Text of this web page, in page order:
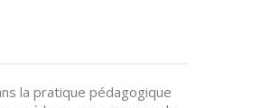
la pratique pédagogique